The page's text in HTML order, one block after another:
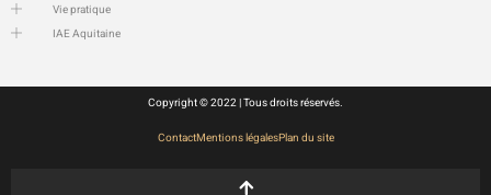
Vie pratique
IAE Aquitaine
Copyright © 2022 | Tous droits réservés.
ContactMentions légalesPlan du site